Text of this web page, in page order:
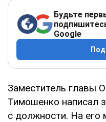
Будьте
Google
Заместитель главы
Тимошенко написал
с должности. На его